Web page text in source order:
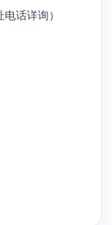
话详询）